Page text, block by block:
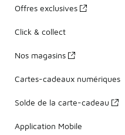
Offres exclusives
Click & collect
Nos magasins
Cartes-cadeaux numériques
Solde de la carte-cadeau
Application Mobile